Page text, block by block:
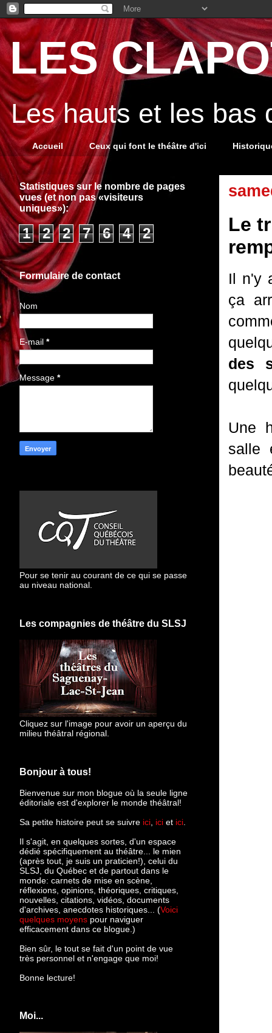
LES
Les hauts et les bas
Accueil Ceux qui font le théâtre d'ici
Le
Il n'y
ça
des
Une
salle
Statistiques sur le nombre de pages
vues (et non pas «visiteurs
uniques»):
1 2 2 7 6 4 2
Formulaire de contact
Nom
E-mail *
Message *
Pour se tenir au courant de ce qui se passe
au niveau national.
Les compagnies de théâtre du SLSJ
Cliquez sur l'image pour avoir un aperçu du
milieu théâtral régional.
Bonjour à tous!
Bienvenue sur mon blogue où la seule ligne
éditoriale est d'explorer le monde théâtral!
Sa petite histoire peut se suivre ici ici et ici
Il s'agit, en quelques sortes, d'un espace
dédié spécifiquement au théâtre... le mien
(après tout, je suis un praticien!), celui du
SLSJ, du Québec et de partout dans le
monde: carnets de mise en scène,
réflexions, opinions, théoriques, critiques,
nouvelles, citations, vidéos, documents
d'archives, anecdotes historiques... (Voici
quelques moyens pour naviguer
efficacement dans ce blogue.)
Bien sûr, le tout se fait d'un point de vue
très personnel et n'engage que moi!
Bonne lecture!
Moi...